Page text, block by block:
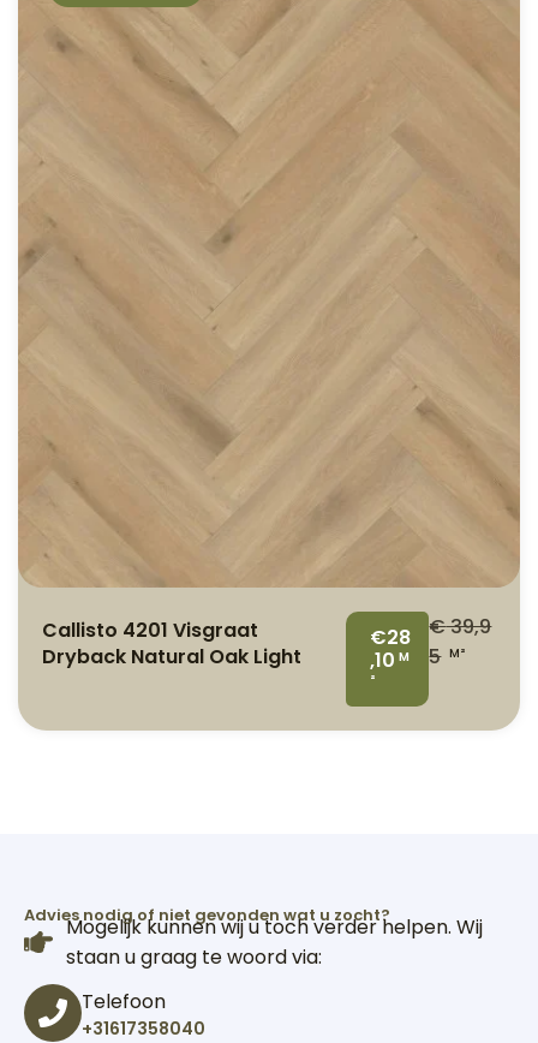
Callisto 4201 Visgraat
Dryback Natural Oak Light
€28
,10 M
²
€39,9
5 M²
Advies nodig of niet gevonden wat u zocht?
Mogelijk kunnen wij u toch verder helpen. Wij
staan u graag te woord via:
Telefoon
+31617358040